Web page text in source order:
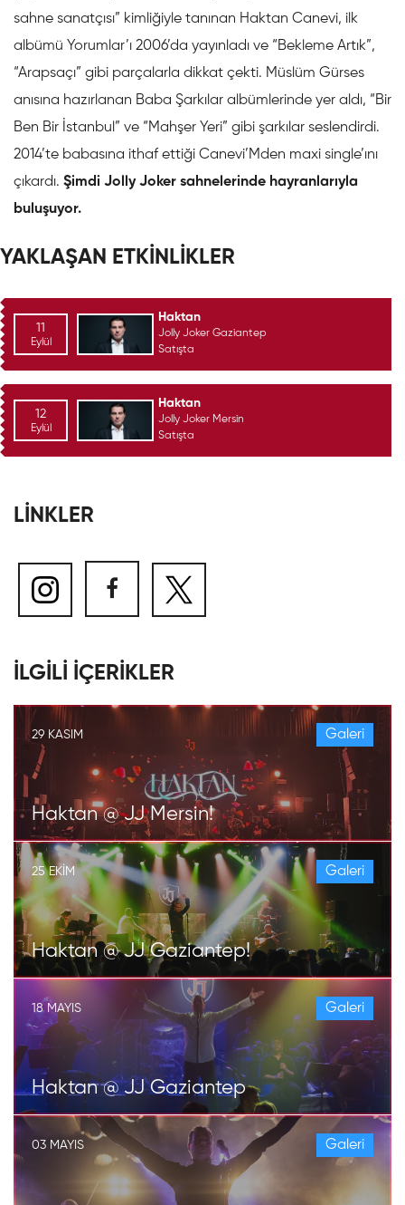
sahne sanatçısı” kimliğiyle tanınan Haktan Canevi, ilk
albümü Yorumlar’ı 2006’da yayınladı ve “Bekleme Artık”,
“Arapsaçı” gibi parçalarla dikkat çekti. Müslüm Gürses
anısına hazırlanan Baba Şarkılar albümlerinde yer aldı, “Bir
Ben Bir İstanbul” ve “Mahşer Yeri” gibi şarkılar seslendirdi.
2014’te babasına ithaf ettiği Canevi’Mden maxi single’ını
çıkardı. Şimdi Jolly Joker sahnelerinde hayranlarıyla
buluşuyor.
YAKLAŞAN ETKİNLİKLER
Haktan
Jolly Joker Gaziantep
Satışta
11
Eylül
Haktan
Jolly Joker Mersin
Satışta
12
Eylül
LİNKLER
İLGİLİ İÇERİKLER
29 KASIM Galeri
Haktan @ JJ Mersin!
25 EKIM Galeri
Haktan @ JJ Gaziantep!
18 MAYIS Galeri
Haktan @ JJ Gaziantep
03 MAYIS Galeri